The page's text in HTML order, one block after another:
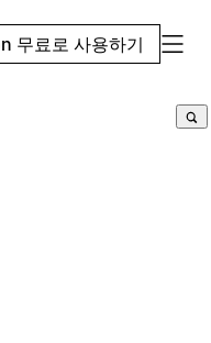
무료로 사용하기